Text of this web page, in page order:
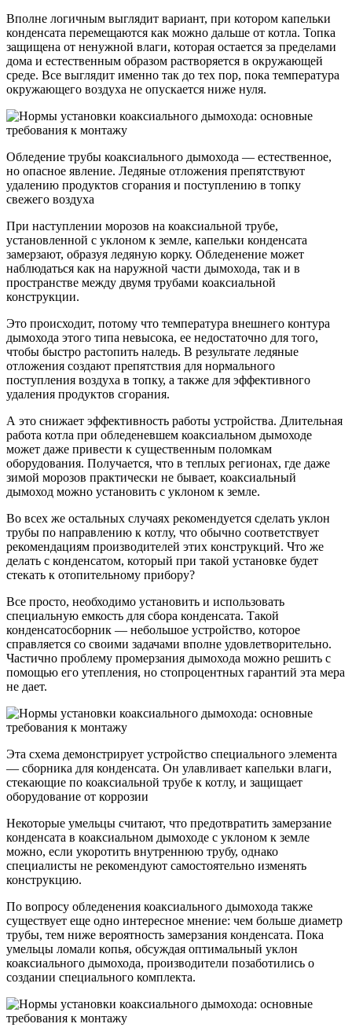
Вполне логичным выглядит вариант, при котором капельки
конденсата перемещаются как можно дальше от котла. Топка
защищена от ненужной влаги, которая остается за пределами
дома и естественным образом растворяется в окружающей
среде. Все выглядит именно так до тех пор, пока температура
окружающего воздуха не опускается ниже нуля.
Обледение трубы коаксиального дымохода — естественное,
но опасное явление. Ледяные отложения препятствуют
удалению продуктов сгорания и поступлению в топку
свежего воздуха
При наступлении морозов на коаксиальной трубе,
установленной с уклоном к земле, капельки конденсата
замерзают, образуя ледяную корку. Обледенение может
наблюдаться как на наружной части дымохода, так и в
пространстве между двумя трубами коаксиальной
конструкции.
Это происходит, потому что температура внешнего контура
дымохода этого типа невысока, ее недостаточно для того,
чтобы быстро растопить наледь. В результате ледяные
отложения создают препятствия для нормального
поступления воздуха в топку, а также для эффективного
удаления продуктов сгорания.
А это снижает эффективность работы устройства. Длительная
работа котла при обледеневшем коаксиальном дымоходе
может даже привести к существенным поломкам
оборудования. Получается, что в теплых регионах, где даже
зимой морозов практически не бывает, коаксиальный
дымоход можно установить с уклоном к земле.
Во всех же остальных случаях рекомендуется сделать уклон
трубы по направлению к котлу, что обычно соответствует
рекомендациям производителей этих конструкций. Что же
делать с конденсатом, который при такой установке будет
стекать к отопительному прибору?
Все просто, необходимо установить и использовать
специальную емкость для сбора конденсата. Такой
конденсатосборник — небольшое устройство, которое
справляется со своими задачами вполне удовлетворительно.
Частично проблему промерзания дымохода можно решить с
помощью его утепления, но стопроцентных гарантий эта мера
не дает.
Эта схема демонстрирует устройство специального элемента
— сборника для конденсата. Он улавливает капельки влаги,
стекающие по коаксиальной трубе к котлу, и защищает
оборудование от коррозии
Некоторые умельцы считают, что предотвратить замерзание
конденсата в коаксиальном дымоходе с уклоном к земле
можно, если укоротить внутреннюю трубу, однако
специалисты не рекомендуют самостоятельно изменять
конструкцию.
По вопросу обледенения коаксиального дымохода также
существует еще одно интересное мнение: чем больше диаметр
трубы, тем ниже вероятность замерзания конденсата. Пока
умельцы ломали копья, обсуждая оптимальный уклон
коаксиального дымохода, производители позаботились о
создании специального комплекта.